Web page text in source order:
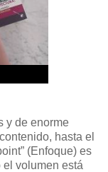
y de enorme
hasta el
(Enfoque) es
volumen está